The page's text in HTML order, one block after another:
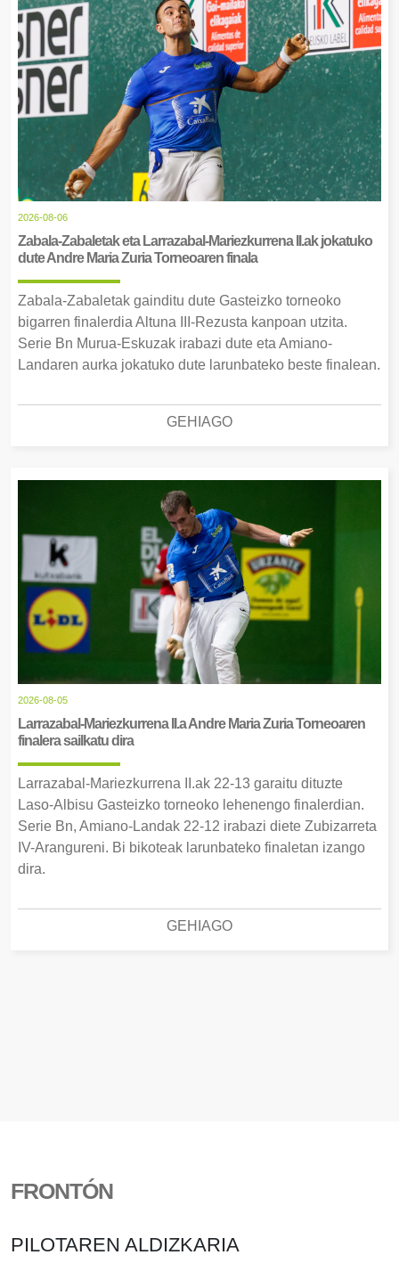
2026-08-06
Zabala-Zabaletak eta Larrazabal-Mariezkurrena II.ak jokatuko
dute Andre Maria Zuria Torneoaren finala
Zabala-Zabaletak gainditu dute Gasteizko torneoko
bigarren finalerdia Altuna III-Rezusta kanpoan utzita.
Serie Bn Murua-Eskuzak irabazi dute eta Amiano-
Landaren aurka jokatuko dute larunbateko beste finalean.
GEHIAGO
2026-08-05
Larrazabal-Mariezkurrena II.a Andre Maria Zuria Torneoaren
finalera sailkatu dira
Larrazabal-Mariezkurrena II.ak 22-13 garaitu dituzte
Laso-Albisu Gasteizko torneoko lehenengo finalerdian.
Serie Bn, Amiano-Landak 22-12 irabazi diete Zubizarreta
IV-Arangureni. Bi bikoteak larunbateko finaletan izango
dira.
GEHIAGO
FRONTÓN
PILOTAREN ALDIZKARIA